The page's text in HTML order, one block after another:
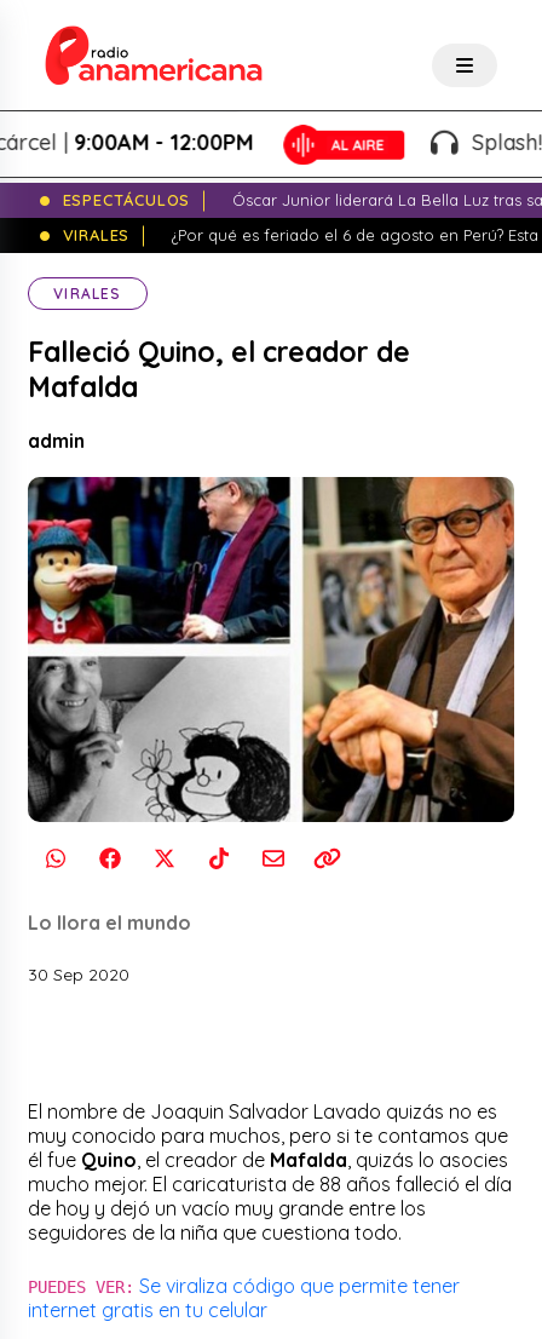
|9:00AM - 12:00PM Splash! -
ESPECTÁCULOS
Óscar Junior liderará La Bella Luz tras
VIRALES
¿Por qué es feriado el 6 de agosto en Perú?
VIRALES
Falleció Quino, el creador de
Mafalda
admin
Lo llora el mundo
30 Sep 2020
El nombre de Joaquin Salvador Lavado quizás no es
muy conocido para muchos, pero si te contamos que
él fue Quino , el creador de Mafalda , quizás lo asocies
mucho mejor. El caricaturista de 88 años falleció el día
de hoy y dejó un vacío muy grande entre los
seguidores de la niña que cuestiona todo.
PUEDES VER: Se viraliza código que permite tener
internet gratis en tu celular